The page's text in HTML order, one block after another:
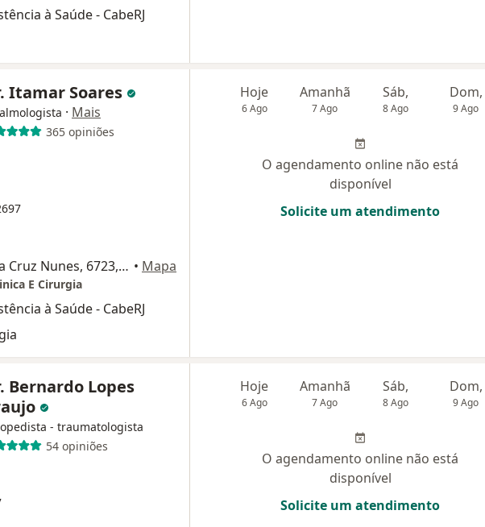
à Saúde - CabeRJ
Itamar Soares
· Mais
365 opiniões
Estrada Francisco da Cruz Nunes, 6723, Salas 401 a 404, Niterói • Mapa
E Cirurgia
à Saúde - CabeRJ
Hoje
6 Ago
Amanhã
7 Ago
Sáb,
8 Ago
Dom,
9 Ago
O agendamento online não está
disponível
Solicite um atendimento
Bernardo Lopes
- traumatologista
54 opiniões
Hoje
6 Ago
Amanhã
7 Ago
Sáb,
8 Ago
Dom,
9 Ago
O agendamento online não está
disponível
Solicite um atendimento